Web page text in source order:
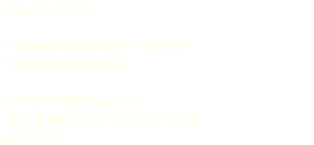
августа 2009 г.
Главный редактор — Грачев
Сергей Викторович.
Почта: mail@5uglov.ru
Тел. 8 (812) 274-35-25 (c 12.00
до 18.00)